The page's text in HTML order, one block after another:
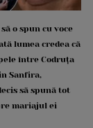
o spun cu voce
lumea credea că
între Codruța
Sanfira,
să spună tot
mariajul ei